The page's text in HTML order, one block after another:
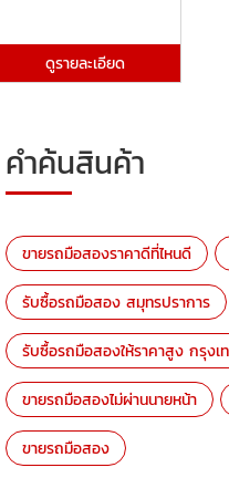
ดูรายละเอียด
คำค้นสินค้า
ขายรถมือสองราคาดีที่ไหนดี
รับซื้อรถมือสอง สมุทรปราการ
รับซื้อรถมือสองให้ราคาสูง กรุงเ
ขายรถมือสองไม่ผ่านนายหน้า
ขายรถมือสอง